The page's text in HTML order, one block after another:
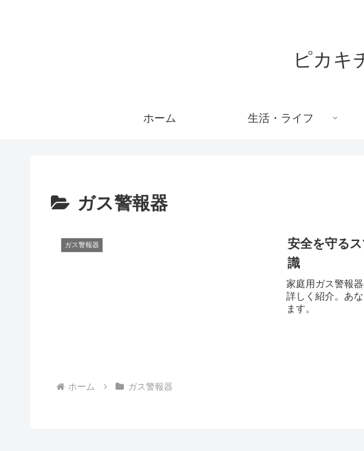
ピカキ
ホーム 生活・ライフ
ガス警報器
ガス警報器
安全を守る
識
家庭用ガス警報
詳しく紹介。あ
ます。
ホーム ガス警報器